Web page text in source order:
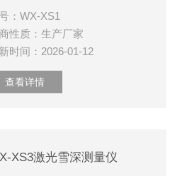
：WX-XS1
性质：生产厂家
时间：2026-01-12
查看详情
XS3激光雪深测量仪